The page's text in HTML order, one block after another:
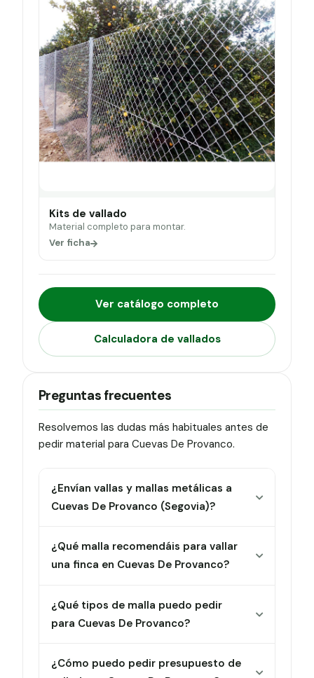
Kits de vallado
Material completo para montar.
Ver ficha
Ver catálogo completo
Calculadora de vallados
Preguntas frecuentes
Resolvemos las dudas más habituales antes de
pedir material para Cuevas De Provanco.
¿Envían vallas y mallas metálicas a
Cuevas De Provanco (Segovia)?
¿Qué malla recomendáis para vallar
una finca en Cuevas De Provanco?
¿Qué tipos de malla puedo pedir
para Cuevas De Provanco?
¿Cómo puedo pedir presupuesto de